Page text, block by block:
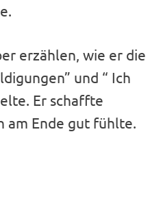
erzählen, wie er die
und “ Ich
Er schaffte
am Ende gut fühlte.